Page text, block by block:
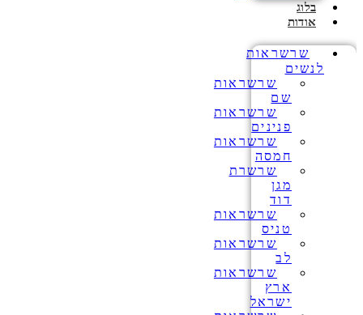
בלוג
אודות
שרשראות
לנשים
שרשראות
שם
שרשראות
פנינים
שרשראות
חמסה
שרשרת
מגן
דוד
שרשראות
טניס
שרשראות
לב
שרשראות
ארץ
ישראל